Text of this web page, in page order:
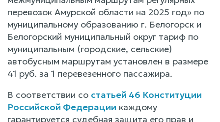
перевозок Амурской области на 2025 год» по
муниципальному образованию г. Белогорск и
Белогорский муниципальный округ тариф по
муниципальным (городские, сельские)
автобусным маршрутам установлен в размере
41 руб. за 1 перевезенного пассажира.
В соответствии со статьей 46 Конституции
Российской Федерации каждому
гарантируется судебная защита его прав и